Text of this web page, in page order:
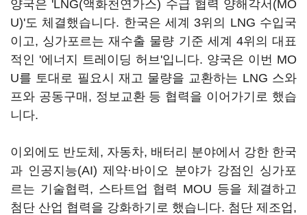
양국은 'LNG(액화천연가스) 수급 협력 양해각서(MO
U)'도 체결했습니다. 한국은 세계 3위의 LNG 수입국
이고, 싱가포르는 재수출 물량 기준 세계 4위의 대표
적인 '에너지 트레이딩 허브'입니다. 양국은 이번 MO
U를 토대로 필요시 재고 물량을 교환하는 LNG 스와
프와 공동구매, 정보교환 등 협력을 이어가기로 했습
니다.
이외에도 반도체, 자동차, 배터리 분야에서 강한 한국
과 인공지능(AI) 제약·바이오 분야가 강점인 싱가포
르는 기술협력, 스타트업 협력 MOU 등을 체결하고
첨단 산업 협력을 강화하기로 했습니다. 첨단 제조업,